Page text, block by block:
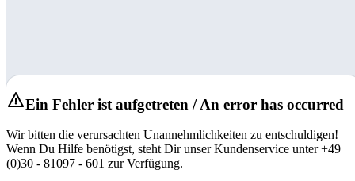
Ein Fehler ist aufgetreten / An error has occurred
Wir bitten die verursachten Unannehmlichkeiten zu entschuldigen!
Wenn Du Hilfe benötigst, steht Dir unser Kundenservice unter +49
(0)30 - 81097 - 601 zur Verfügung.